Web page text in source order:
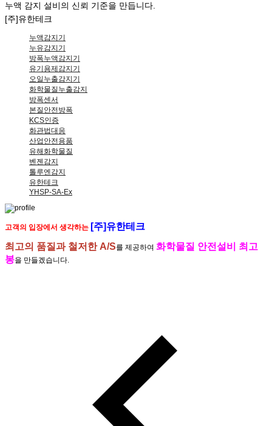
누액 감지 설비의 신뢰 기준을 만듭니다.
[주]유한테크
누액감지기
누유감지기
방폭누액감지기
유기용제감지기
오일누출감지기
화학물질누출감지
방폭센서
본질안전방폭
KCS인증
화관법대응
산업안전용품
유해화학물질
벤젠감지
톨루엔감지
유한테크
YHSP-SA-Ex
고객의 입장에서 생각하는 [주]유한테크
최고의 품질과 철저한 A/S를 제공하여 화학물질 안전설비 최고
봉을 만들겠습니다.